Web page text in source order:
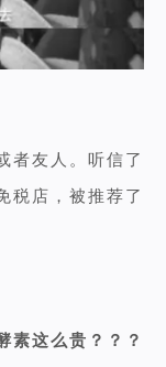
者友人。听信了
税店，被推荐了
素这么贵？？？